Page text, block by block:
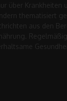
über Krankheiten
thematisiert
aus den